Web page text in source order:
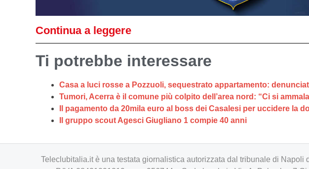
Continua a leggere
Ti potrebbe interessare
Casa a luci rosse a Pozzuoli, sequestrato appartamento:
Tumori, Acerra è il comune più colpito dell’area nord: “Ci si
Il pagamento da 20mila euro al boss dei Casalesi per uccidere la
Il gruppo scout Agesci Giugliano 1 compie 40 anni
Teleclubitalia.it è una testata giornalistica autorizzata dal tribunale di